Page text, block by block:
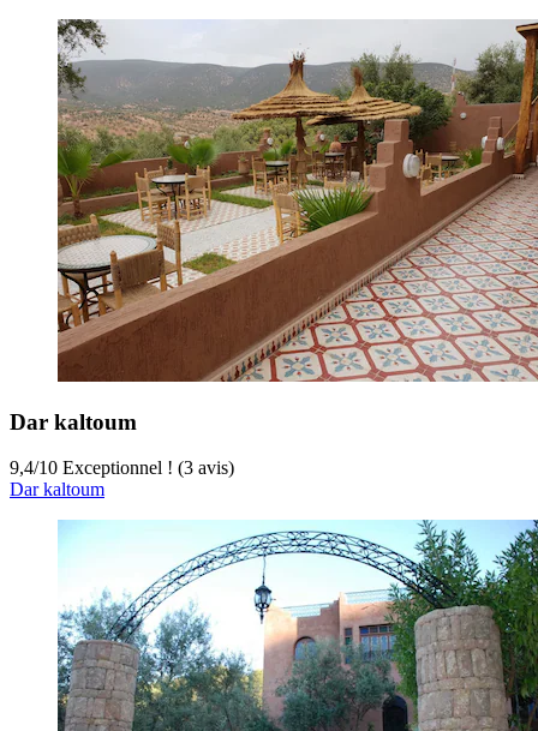
Dar kaltoum
9,4/10 Exceptionnel ! (3 avis)
Dar kaltoum